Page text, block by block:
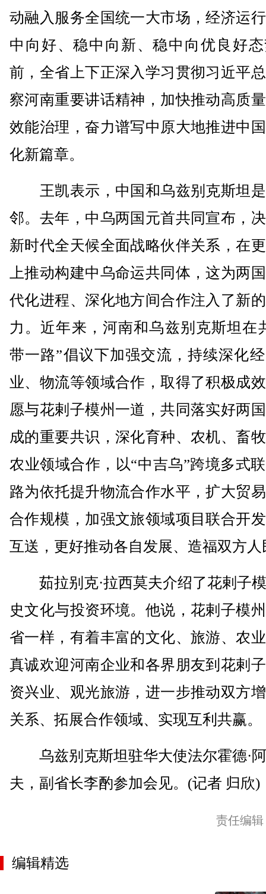
动融入服务全国统一大市场，经济运
中向好、稳中向新、稳中向优良好
前，全省上下正深入学习贯彻习近平
察河南重要讲话精神，加快推动高质
效能治理，奋力谱写中原大地推进中
化新篇章。
王凯表示，中国和乌兹别克斯坦
邻。去年，中乌两国元首共同宣布，
新时代全天候全面战略伙伴关系，在
上推动构建中乌命运共同体，这为两
代化进程、深化地方间合作注入了新
力。近年来，河南和乌兹别克斯坦在
带一路”倡议下加强交流，持续深化
业、物流等领域合作，取得了积极成
愿与花剌子模州一道，共同落实好两
成的重要共识，深化育种、农机、畜
农业领域合作，以“中吉乌”跨境多式
路为依托提升物流合作水平，扩大贸
合作规模，加强文旅领域项目联合开
互送，更好推动各自发展、造福双方人
茹拉别克·拉西莫夫介绍了花剌子
史文化与投资环境。他说，花剌子模
省一样，有着丰富的文化、旅游、农
真诚欢迎河南企业和各界朋友到花剌
资兴业、观光旅游，进一步推动双方
关系、拓展合作领域、实现互利共赢。
乌兹别克斯坦驻华大使法尔霍德·
夫，副省长李酌参加会见。(记者 归欣)
责任编
编辑精选